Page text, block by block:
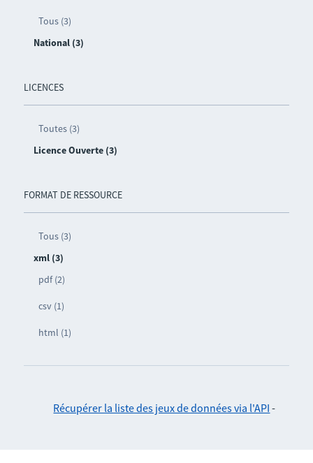
Tous (3)
National (3)
LICENCES
Toutes (3)
Licence Ouverte (3)
FORMAT DE RESSOURCE
Tous (3)
xml (3)
pdf (2)
csv (1)
html (1)
Récupérer la liste des jeux de données via l'API -